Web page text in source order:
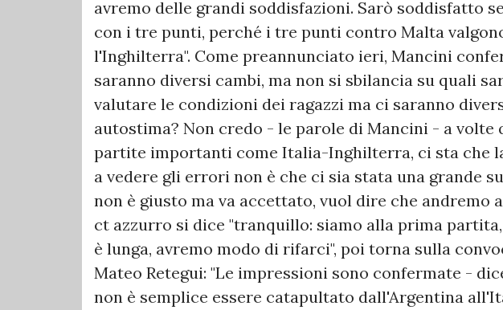
avremo delle grandi soddisfazioni. Sarò soddisfatto
con i tre punti, perché i tre punti contro Malta
l'Inghilterra". Come preannunciato ieri, Mancini
saranno diversi cambi, ma non si sbilancia su quali
valutare le condizioni dei ragazzi ma ci saranno
autostima? Non credo - le parole di Mancini - a volte
partite importanti come Italia-Inghilterra, ci sta che
a vedere gli errori non è che ci sia stata una grande
non è giusto ma va accettato, vuol dire che andremo
ct azzurro si dice "tranquillo: siamo alla prima
è lunga, avremo modo di rifarci", poi torna sulla
Mateo Retegui: "Le impressioni sono confermate -
non è semplice essere catapultato dall'Argentina